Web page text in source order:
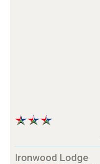
Ironwood Lodge